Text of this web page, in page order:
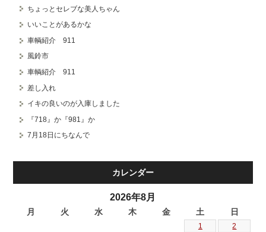
ちょっとセレブな美人ちゃん
いいことがあるかな
車輌紹介 911
風鈴市
車輌紹介 911
差し入れ
イキの良いのが入庫しました
『718』か『981』か
7月18日にちなんで
カレンダー
2026年8月
月 火 水 木 金 土 日
1
2